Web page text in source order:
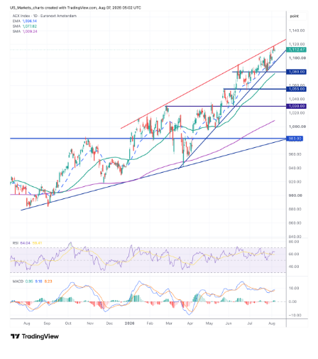
Walmart versus Silicon Valley
Intussen bereikte Walmart een marktwaarde van $1 biljoen. De retailreus
profiteert van solide omzetgroei en sterke operationele resultaten, dat is iets
wat die Big Tech bedrijven momenteel nog niet kunnen waarborgen. Walmart
staat symbool voor de "oude economie" die het dit jaar beter doet dan de
Die rotatie zien we ook in Europa, door de tech aandelen die zwaar wegen
binnen de AEX verloor de index met 1,55% fors terwijl de DAX na een sterke
start slechts 0,05% verloor. De CAC 40 bleef ook vlak liggen terwijl de BEL 20
met 0,75% winst de sessie afsloot dinsdag.
Grafiek AEX